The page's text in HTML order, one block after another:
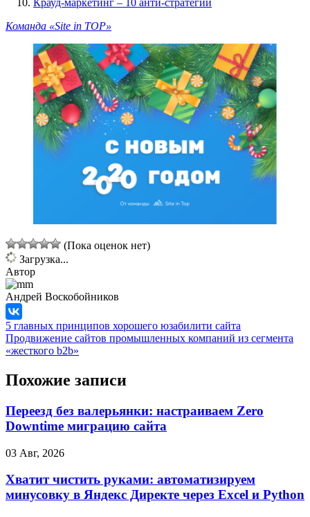
Команда «Site in TOP»
(Пока оценок нет)
Загрузка...
Автор
Андрей Воскобойников
5 главных принципов хорошего юзабилити сайта
Продвижение сайтов промышленных компаний из сегмента
«жесткого b2b»
Похожие записи
Переезд без валерьянки: настраиваем Zero
Downtime миграцию сайта
03 Авг, 2026
Хватит чистить руками: автоматизируем
минусовку в Яндекс Директе через Excel и Python